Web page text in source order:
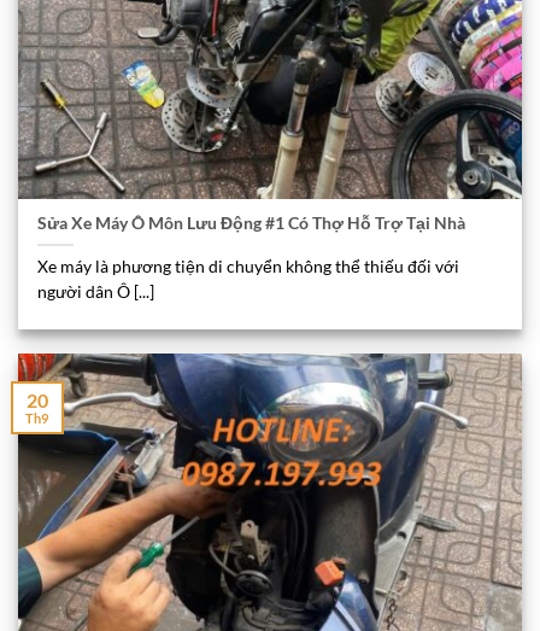
Sửa Xe Máy Ô Môn Lưu Động #1 Có Thợ Hỗ Trợ Tại Nhà
Xe máy là phương tiện di chuyển không thể thiếu đối với
người dân Ô [...]
20
Th9